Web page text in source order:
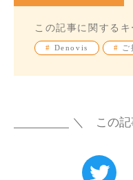
この記事に関するキ
# Denovis # ご
＼ この記